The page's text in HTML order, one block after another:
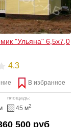
"Ульяна" 6,5х7,0
4.3
В избранное
площадь:
45 м2
500 руб